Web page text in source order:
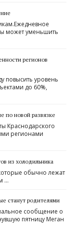
может уменьшить
регионов
повысить уровень
до 60%,
по новой развязке
Краснодарского
регионами
из холодильника
обычно лежат
…
станут родителями
сообщение о
пятницу Меган